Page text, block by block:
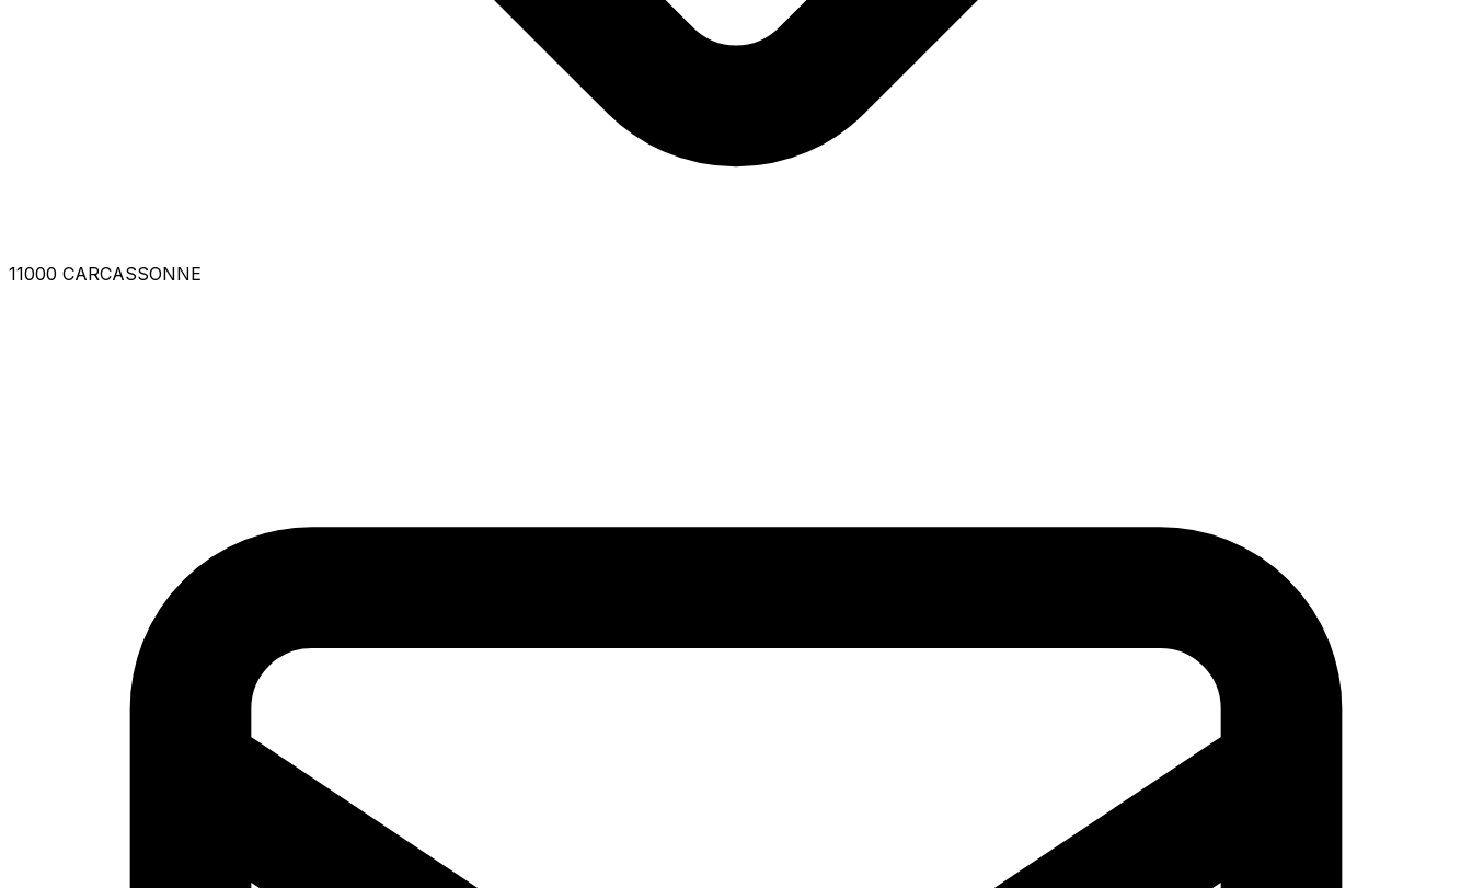
11000 CARCASSONNE